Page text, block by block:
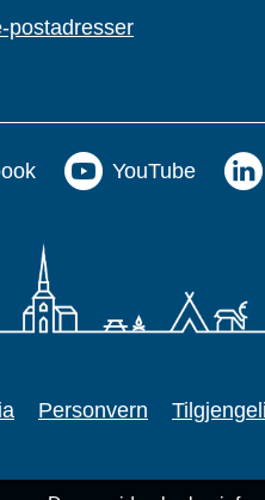
postadresser
YouTube
Personvern